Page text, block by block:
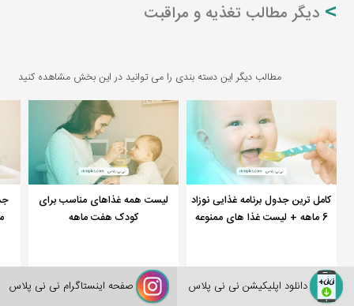
دیگر مطالب تغذیه و مراقبت
مطالب دیگر این دسته بندی را می توانید در این بخش مشاهده کنید
کامل ترین جدول برنامه غذایی نوزاد
6 ماهه + لیست غذا های ممنوعه
تغذیه و مراقبت
لیست همه غذاهای مناسب برای
کودک هفت ماهه
تغذیه و مراقبت
دانلود اپلیکیشن نی نی پلاس صفحه اینستاگرام نی نی پلاس